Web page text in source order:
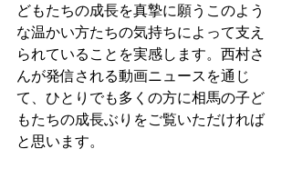
どもたちの成長を真摯に願うこのよう
な温かい方たちの気持ちによって支え
られていることを実感します。西村さ
んが発信される動画ニュースを通じ
て、ひとりでも多くの方に相馬の子ど
もたちの成長ぶりをご覧いただければ
と思います。